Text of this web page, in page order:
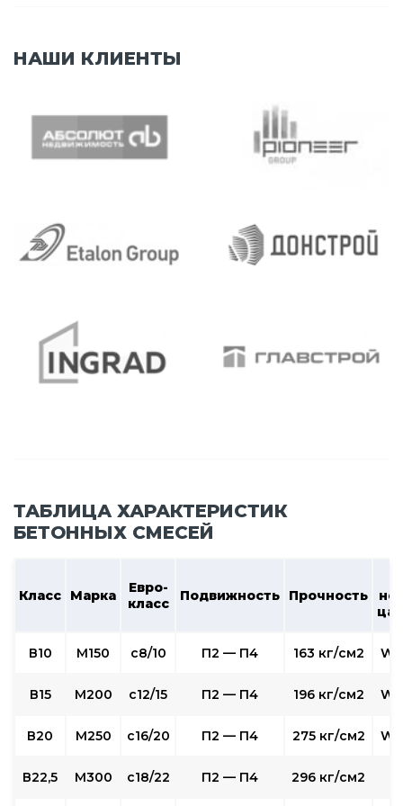
НАШИ КЛИЕНТЫ
ТАБЛИЦА ХАРАКТЕРИСТИК
БЕТОННЫХ СМЕСЕЙ
Класс Марка
Евро-
класс
Подвижность Прочность
В10 М150 c8/10 П2 — П4 163 кг/см2
В15 М200 с12/15 П2 — П4 196 кг/см2
В20 М250 с16/20 П2 — П4 275 кг/см2
В22,5 М300 с18/22 П2 — П4 296 кг/см2